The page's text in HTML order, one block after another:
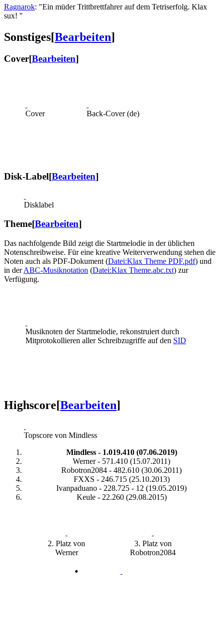
Ragnarok: "Ein müder Trittbrettfahrer auf dem Tetriserfolg. Klax
sux! "
Sonstiges[Bearbeiten]
Cover[Bearbeiten]
Cover Back-Cover (de)
Disk-Label[Bearbeiten]
Disklabel
Theme[Bearbeiten]
Das nachfolgende Bild zeigt die Startmelodie in der üblichen
Notenschreibweise. Für eine kreative Weiterverwendung stehen die
Noten auch als PDF-Dokument (Datei:Klax Theme PDF.pdf) und
in derABC-Musiknotation (Datei:Klax Theme.abc.txt) zur
Verfügung.
Musiknoten der Startmelodie, rekonstruiert durch
Mitprotokollieren aller Schreibzugriffe auf den SID
Highscore[Bearbeiten]
Topscore von Mindless
Mindless - 1.019.410 (07.06.2019)
Werner - 571.410 (15.07.2011)
Robotron2084 - 482.610 (30.06.2011)
FXXS - 246.715 (25.10.2013)
Ivanpaduano - 228.725 - 12 (19.05.2019)
Keule - 22.260 (29.08.2015)
2. Platz von
Werner
3. Platz von
Robotron2084